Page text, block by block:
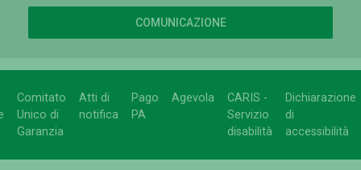
COMUNICAZIONE
Comitato
Unico di
Garanzia
Atti di
notifica
Pago
PA
Agevola
CARIS -
Servizio
disabilità
Dichiarazione
di
accessibilità